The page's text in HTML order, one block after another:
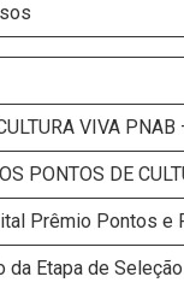
VIVA PNAB
PONTOS DE
Prêmio Pontos e
da Etapa de